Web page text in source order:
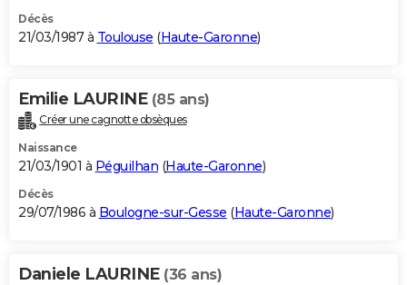
Décès
21/03/1987 à Toulouse (Haute-Garonne)
Emilie LAURINE (85 ans)
Créer une cagnotte obsèques
Naissance
21/03/1901 à Péguilhan (Haute-Garonne)
Décès
29/07/1986 à Boulogne-sur-Gesse (Haute-Garonne)
Daniele LAURINE (36 ans)